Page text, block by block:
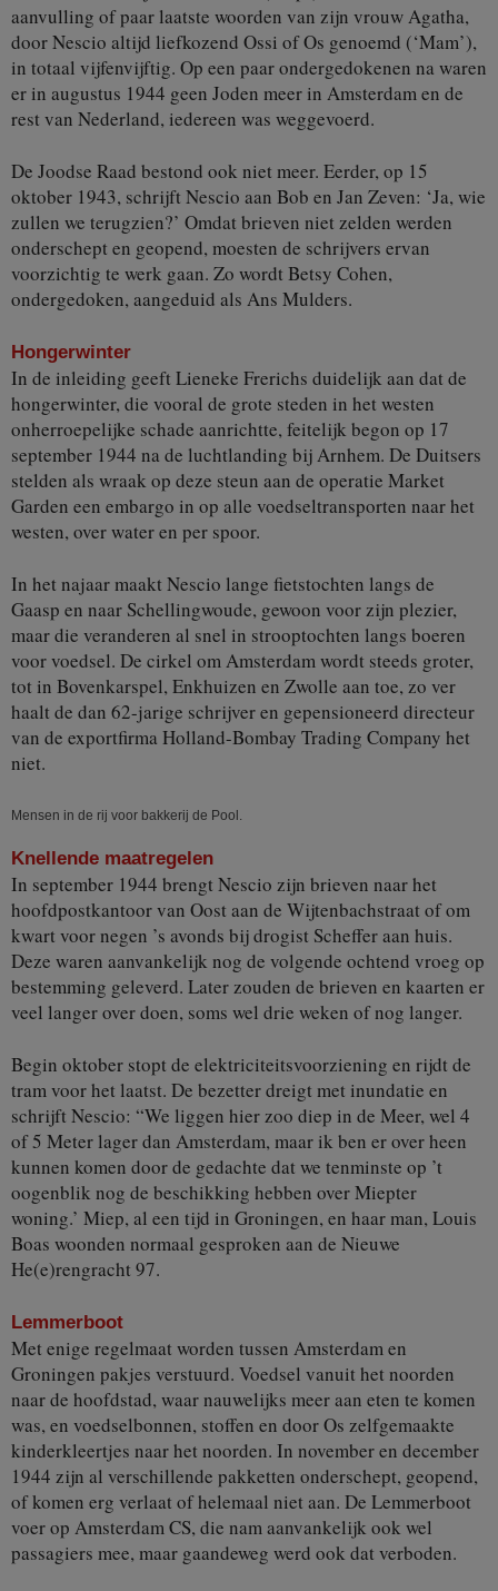
aanvulling of paar laatste woorden van zijn vrouw Agatha,
door Nescio altijd liefkozend Ossi of Os genoemd (‘Mam’),
in totaal vijfenvijftig. Op een paar ondergedokenen na waren
er in augustus 1944 geen Joden meer in Amsterdam en de
rest van Nederland, iedereen was weggevoerd.
De Joodse Raad bestond ook niet meer. Eerder, op 15
oktober 1943, schrijft Nescio aan Bob en Jan Zeven: ‘Ja, wie
zullen we terugzien?’ Omdat brieven niet zelden werden
onderschept en geopend, moesten de schrijvers ervan
voorzichtig te werk gaan. Zo wordt Betsy Cohen,
ondergedoken, aangeduid als Ans Mulders.
Hongerwinter
In de inleiding geeft Lieneke Frerichs duidelijk aan dat de
hongerwinter, die vooral de grote steden in het westen
onherroepelijke schade aanrichtte, feitelijk begon op 17
september 1944 na de luchtlanding bij Arnhem. De Duitsers
stelden als wraak op deze steun aan de operatie Market
Garden een embargo in op alle voedseltransporten naar het
westen, over water en per spoor.
In het najaar maakt Nescio lange fietstochten langs de
Gaasp en naar Schellingwoude, gewoon voor zijn plezier,
maar die veranderen al snel in strooptochten langs boeren
voor voedsel. De cirkel om Amsterdam wordt steeds groter,
tot in Bovenkarspel, Enkhuizen en Zwolle aan toe, zo ver
haalt de dan 62-jarige schrijver en gepensioneerd directeur
van de exportfirma Holland-Bombay Trading Company het
niet.
Mensen in de rij voor bakkerij de Pool.
Knellende maatregelen
In september 1944 brengt Nescio zijn brieven naar het
hoofdpostkantoor van Oost aan de Wijtenbachstraat of om
kwart voor negen ’s avonds bij drogist Scheffer aan huis.
Deze waren aanvankelijk nog de volgende ochtend vroeg op
bestemming geleverd. Later zouden de brieven en kaarten er
veel langer over doen, soms wel drie weken of nog langer.
Begin oktober stopt de elektriciteitsvoorziening en rijdt de
tram voor het laatst. De bezetter dreigt met inundatie en
schrijft Nescio: “We liggen hier zoo diep in de Meer, wel 4
of 5 Meter lager dan Amsterdam, maar ik ben er over heen
kunnen komen door de gedachte dat we tenminste op ’t
oogenblik nog de beschikking hebben over Miepter
woning.’ Miep, al een tijd in Groningen, en haar man, Louis
Boas woonden normaal gesproken aan de Nieuwe
He(e)rengracht 97.
Lemmerboot
Met enige regelmaat worden tussen Amsterdam en
Groningen pakjes verstuurd. Voedsel vanuit het noorden
naar de hoofdstad, waar nauwelijks meer aan eten te komen
was, en voedselbonnen, stoffen en door Os zelfgemaakte
kinderkleertjes naar het noorden. In november en december
1944 zijn al verschillende pakketten onderschept, geopend,
of komen erg verlaat of helemaal niet aan. De Lemmerboot
voer op Amsterdam CS, die nam aanvankelijk ook wel
passagiers mee, maar gaandeweg werd ook dat verboden.